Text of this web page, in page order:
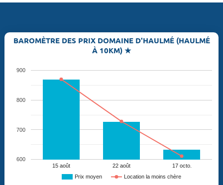
BAROMÈTRE DES PRIX DOMAINE D'HAULMÉ (HAULMÉ
À 10KM) ★
Prix moyen Location la moins chère
15 août 22 août 17 octo.
600
700
800
900